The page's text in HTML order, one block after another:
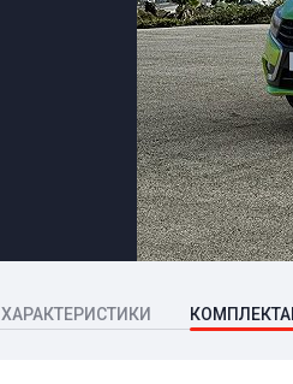
ХАРАКТЕРИСТИКИ